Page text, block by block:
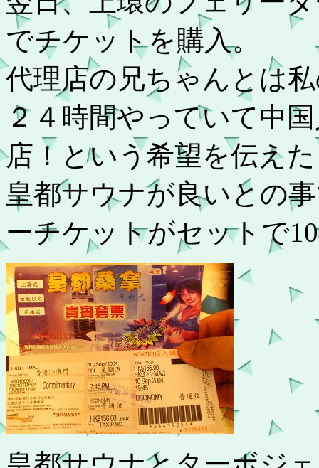
でチケットを購入。
代理店の兄ちゃんとは
２４時間やっていて中
店！という希望を伝え
皇都サウナが良いとの
ーチケットがセットで